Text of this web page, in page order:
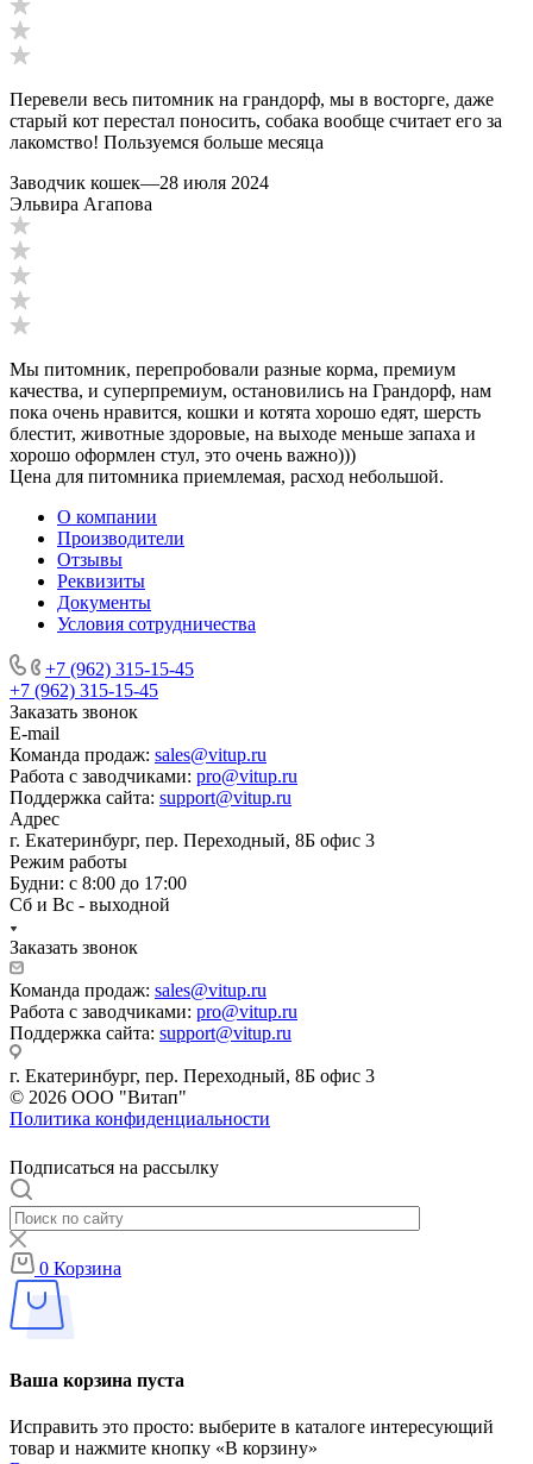
Перевели весь питомник на грандорф, мы в восторге, даже
старый кот перестал поносить, собака вообще считает его за
лакомство! Пользуемся больше месяца
Заводчик кошек—28 июля 2024
Эльвира Агапова
Мы питомник, перепробовали разные корма, премиум
качества, и суперпремиум, остановились на Грандорф, нам
пока очень нравится, кошки и котята хорошо едят, шерсть
блестит, животные здоровые, на выходе меньше запаха и
хорошо оформлен стул, это очень важно)))
Цена для питомника приемлемая, расход небольшой.
О компании
Производители
Отзывы
Реквизиты
Документы
Условия сотрудничества
+7 (962) 315-15-45
+7 (962) 315-15-45
Заказать звонок
E-mail
Команда продаж: sales@vitup.ru
Работа с заводчиками: pro@vitup.ru
Поддержка сайта: support@vitup.ru
Адрес
г. Екатеринбург, пер. Переходный, 8Б офис 3
Режим работы
Будни: с 8:00 до 17:00
Сб и Вс - выходной
Заказать звонок
Команда продаж: sales@vitup.ru
Работа с заводчиками: pro@vitup.ru
Поддержка сайта: support@vitup.ru
г. Екатеринбург, пер. Переходный, 8Б офис 3
© 2026 ООО "Витап"
Политика конфиденциальности
Подписаться на рассылку
0 Корзина
Ваша корзина пуста
Исправить это просто: выберите в каталоге интересующий
товар и нажмите кнопку «В корзину»